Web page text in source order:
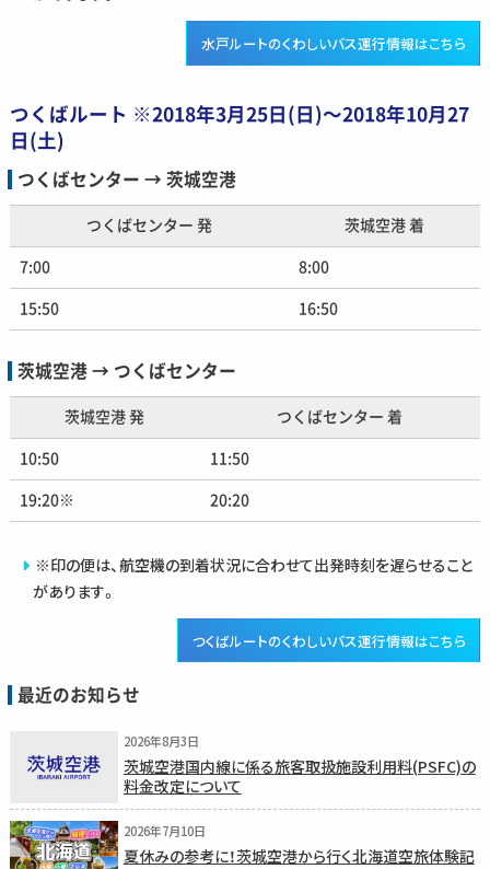
水戸ルートのくわしいバス運行情報はこちら
つくばルート ※2018年3月25日(日)〜2018年10月27
日(土)
つくばセンター → 茨城空港
つくばセンター 発 茨城空港 着
7:00 8:00
15:50 16:50
茨城空港 → つくばセンター
茨城空港 発 つくばセンター 着
10:50 11:50
19:20※ 20:20
※印の便は、航空機の到着状況に合わせて出発時刻を遅らせること
があります。
つくばルートのくわしいバス運行情報はこちら
最近のお知らせ
2026年8月3日
茨城空港国内線に係る旅客取扱施設利用料(PSFC)の
料金改定について
2026年7月10日
夏休みの参考に！茨城空港から行く北海道空旅体験記